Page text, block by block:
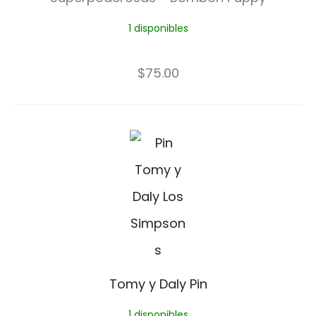
c
a
u
p
e
r
p
o
1 disponibles
$75.00
T
o
m
y
y
Tomy y Daly Pin